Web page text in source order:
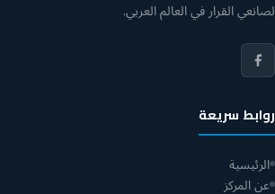
لصانعي القرار في العالم العربي.
روابط سريعة
الرئيسية
عن المركز